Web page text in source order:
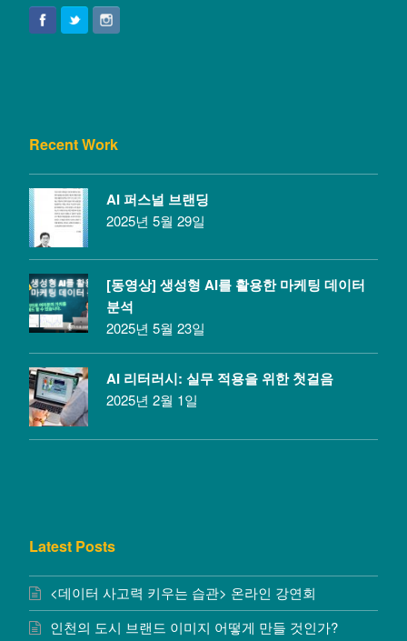
Recent Work
AI 퍼스널 브랜딩
2025년 5월 29일
[동영상] 생성형 AI를 활용한 마케팅 데이터
분석
2025년 5월 23일
AI 리터러시: 실무 적용을 위한 첫걸음
2025년 2월 1일
Latest Posts
<데이터 사고력 키우는 습관> 온라인 강연회
인천의 도시 브랜드 이미지 어떻게 만들 것인가?